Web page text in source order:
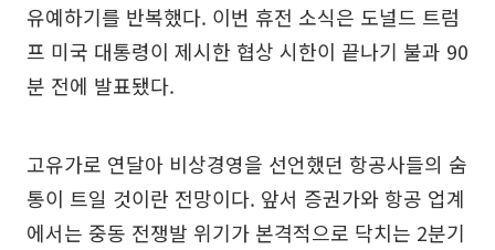
유예하기를 반복했다. 이번 휴전 소식은 도널드 트럼
프 미국 대통령이 제시한 협상 시한이 끝나기 불과 90
분 전에 발표됐다.
고유가로 연달아 비상경영을 선언했던 항공사들의 숨
통이 트일 것이란 전망이다. 앞서 증권가와 항공 업계
에서는 중동 전쟁발 위기가 본격적으로 닥치는 2분기